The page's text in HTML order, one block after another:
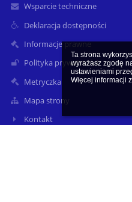
Ta strona
wyrażasz zgodę
ustawieniami
Więcej informacji
Wsparcie techniczne
Deklaracja dostępności
Informacje prawne
Polityka prywatności
Metryczka
Mapa strony
Kontakt